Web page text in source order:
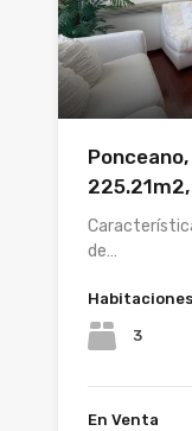
Ponceano,
de…
Habitaciones
3
En Venta